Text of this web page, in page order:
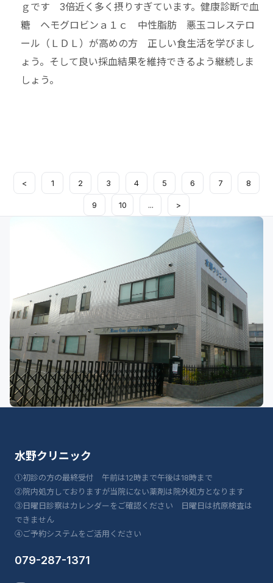
ｇです 3倍近く多く摂りすぎています。健康診断で血
糖 ヘモグロビンａ１ｃ 中性脂肪 悪玉コレステロ
ール（ＬＤＬ）が高めの方 正しい食生活を学びまし
ょう。そして良い採血結果を維持できるよう継続しま
しょう。
< 1 2 3 4 5 6 7 8
9 10 ... >
水野クリニック
①初診の方の最終受付 午前は12時まで午後は18時まで
②院内処方しておりますが当院にない薬剤は院外処方となります
③日曜日診察はカレンダーをご確認ください 日曜日は抗原検査は
できません
④ご予約システムをご活用ください
079-287-1371